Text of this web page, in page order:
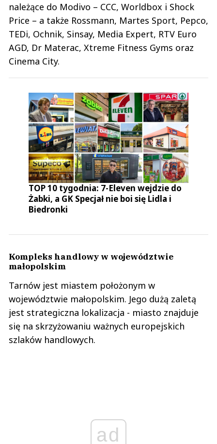
należące do Modivo – CCC, Worldbox i Shock
Price – a także Rossmann, Martes Sport, Pepco,
TEDi, Ochnik, Sinsay, Media Expert, RTV Euro
AGD, Dr Materac, Xtreme Fitness Gyms oraz
Cinema City.
TOP 10 tygodnia: 7-Eleven wejdzie do
Żabki, a GK Specjał nie boi się Lidla i
Biedronki
Kompleks handlowy w województwie
małopolskim
Tarnów jest miastem położonym w
województwie małopolskim. Jego dużą zaletą
jest strategiczna lokalizacja - miasto znajduje
się na skrzyżowaniu ważnych europejskich
szlaków handlowych.
ad